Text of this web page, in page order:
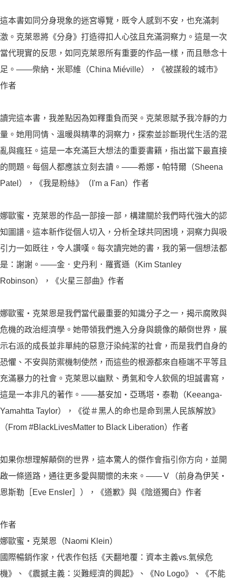
這本書如同分身現象的迷宮導覽，既令人感到不安，也充滿刺
激。克萊恩將《分身》打造得扣人心弦且充滿洞察力。這是一次
當代現實的反思，如同克萊恩所有重要的作品一樣，而且懸念十
足。——柴納・米耶維（China Miéville），《被謀殺的城市》
作者
讀完這本書，我差點因為如釋重負而哭。克萊恩賦予我冷靜的力
量。她用同情、溫暖與精準的洞察力，探索並診斷現代生活的混
亂與瘋狂。這是一本充滿巨大想法的重要書籍，指出當下最直接
的問題。每個人都應該立刻去讀。——希娜・帕特爾（Sheena
Patel），《我是粉絲》（I'm a Fan）作者
娜歐蜜・克萊恩的作品一部接一部，構建關於我們時代強大的認
知圖譜。這本新作從個人切入，分析全球共同困境，洞察力與吸
引力一如既往，令人讚嘆。每次讀完她的書，我的第一個想法都
是：謝謝。——金．史丹利．羅賓遜（Kim Stanley
Robinson），《火星三部曲》作者
娜歐蜜・克萊恩是我們當代最重要的知識分子之一，揭示腐敗與
危機的政治經濟學。她帶領我們進入分身與鏡像的顛倒世界，展
示右派的成長並非單純的惡意汙染純潔的社會，而是我們自身的
恐懼、不安與防禦機制使然，而這些的根源都來自極端不平等且
充滿暴力的社會。克萊恩以幽默、勇氣和令人欽佩的坦誠書寫，
這是一本非凡的著作。——基安加・亞瑪塔・泰勒（Keeanga-
Yamahtta Taylor），《從＃黑人的命也是命到黑人民族解放》
（From #BlackLivesMatter to Black Liberation）作者
如果你想理解顛倒的世界，這本驚人的傑作會指引你方向，並開
啟一條道路，通往更多愛與關懷的未來。——Ｖ（前身為伊芙・
恩斯勒［Eve Ensler］），《道歉》與《陰道獨白》作者
作者
娜歐蜜・克萊恩（Naomi Klein）
國際暢銷作家，代表作包括《天翻地覆：資本主義vs.氣候危
機》、《震撼主義：災難經濟的興起》、《No Logo》、《不能